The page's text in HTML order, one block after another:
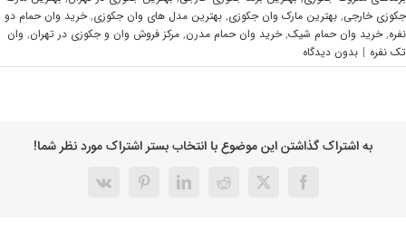
خارجی,بهترین مارک وان جکوزی,بهترین مدل های وان جکوزی,خرید وان حمام دو
,خرید وان حمام شیک,خرید وان حمام مدرن,مرکز فروش وان و جکوزی در تهران,وان
نفره | بدون ديدگاه
به اشتراک گذاشتن این موضوع با انتخاب بستر اشتراک مورد نظر شما!